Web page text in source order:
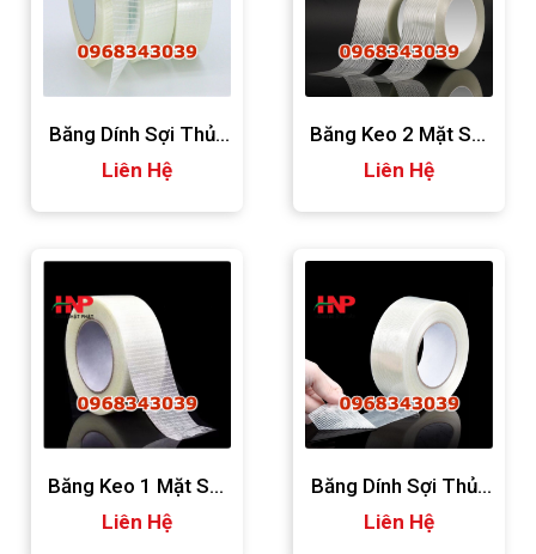
Băng Dính Sợi Thủy
Tinh Bản Nhỏ
Liên Hệ
Băng Keo 2 Mặt Sợi
Thủy Tinh
Liên Hệ
Băng Keo 1 Mặt Sợi
Thủy Tinh
Liên Hệ
Băng Dính Sợi Thủy
Tinh 2 Sọc
Liên Hệ